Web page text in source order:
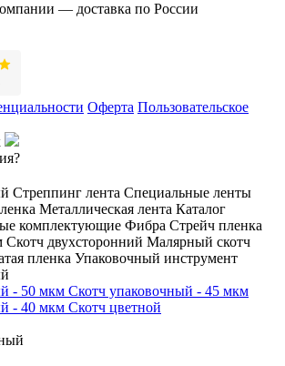
Оферта Пользовательское
Стреппинг лента Специальные ленты
Металлическая лента Каталог
комплектующие Фибра Стрейч пленка
Скотч двухсторонний Малярный скотч
пленка Упаковочный инструмент
- 50 мкм Скотч упаковочный - 45 мкм
- 40 мкм Скотч цветной